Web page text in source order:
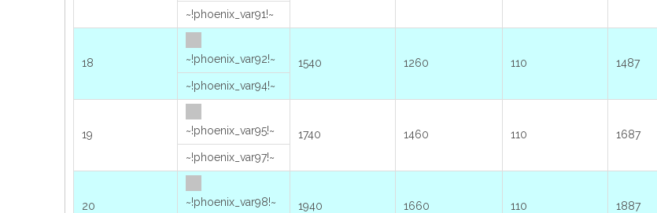
~!phoenix_var91!~
18 ~!phoenix_var92!~ 1540 1260 110 1487
~!phoenix_var94!~
19 ~!phoenix_var95!~ 1740 1460 110 1687
~!phoenix_var97!~
20 ~!phoenix_var98!~ 1940 1660 110 1887